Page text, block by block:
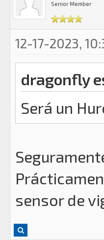
Senior Member
12-17-2023,
dragonfly
Será un
sensor de